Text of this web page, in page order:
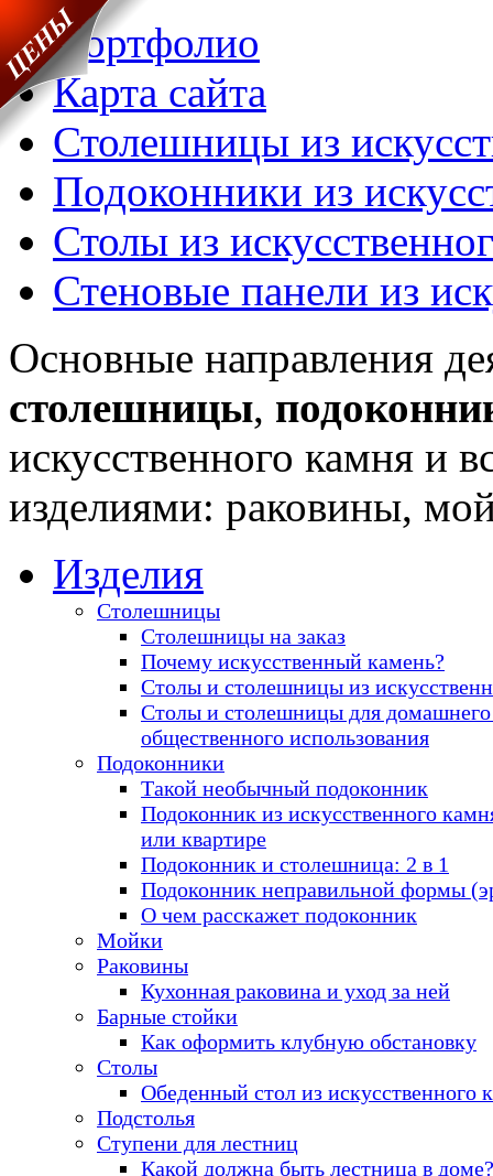
Портфолио
Карта сайта
Столешницы из
Подоконники из
Столы из
Стеновые панели из
Основные направления
столешницы,
искусственного камня и
изделиями: раковины,
Изделия
Столешницы
Столешницы на заказ
Почему искусственный камень?
Столы и столешницы из
Столы и столешницы для
общественного использования
Подоконники
Такой необычный подоконник
Подоконник из искусственного
или квартире
Подоконник и столешница: 2 в 1
Подоконник неправильной формы
О чем расскажет подоконник
Мойки
Раковины
Кухонная раковина и уход за ней
Барные стойки
Как оформить клубную обстановку
Столы
Обеденный стол из искусственного
Подстолья
Ступени для лестниц
Какой должна быть лестница в доме?